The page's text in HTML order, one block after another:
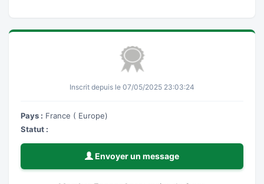
Inscrit depuis le 07/05/2025 23:03:24
Pays : France ( Europe)
Statut :
Envoyer un message